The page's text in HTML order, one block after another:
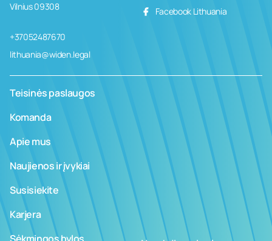
Vilnius 09308
+37052487670
lithuania@widen.legal
Facebook Lithuania
Teisinės paslaugos
Komanda
Apie mus
Naujienos ir įvykiai
Susisiekite
Karjera